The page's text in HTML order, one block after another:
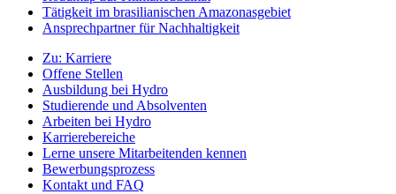
Tätigkeit im brasilianischen Amazonasgebiet
Ansprechpartner für Nachhaltigkeit
Zu: Karriere
Offene Stellen
Ausbildung bei Hydro
Studierende und Absolventen
Arbeiten bei Hydro
Karrierebereiche
Lerne unsere Mitarbeitenden kennen
Bewerbungsprozess
Kontakt und FAQ